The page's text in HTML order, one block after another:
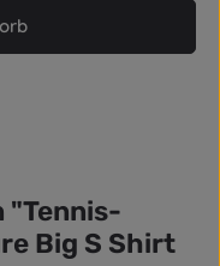
Big S Shirt